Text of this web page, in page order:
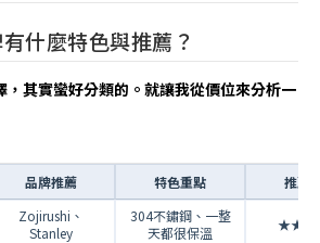
什麼特色與推薦？
，其實蠻好分類的。就讓我從價位來分析一
品牌推薦 特色重點 推薦
Zojirushi、
Stanley
304不鏽鋼、一整
天都很保溫